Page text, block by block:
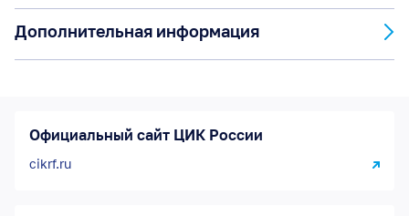
Дополнительная информация
Официальный сайт ЦИК России
cikrf.ru